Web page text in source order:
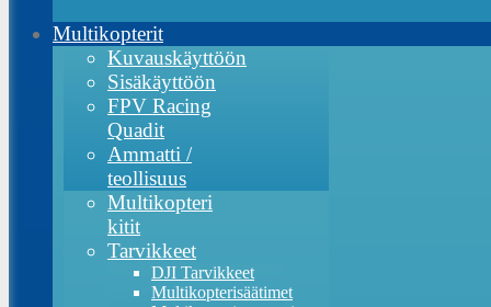
Multikopterit
Kuvauskäyttöön
Sisäkäyttöön
FPV Racing
Quadit
Ammatti /
teollisuus
Multikopteri
kitit
Tarvikkeet
DJI Tarvikkeet
Multikopterisäätimet